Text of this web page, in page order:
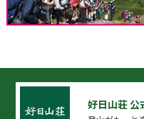
好日山荘 公